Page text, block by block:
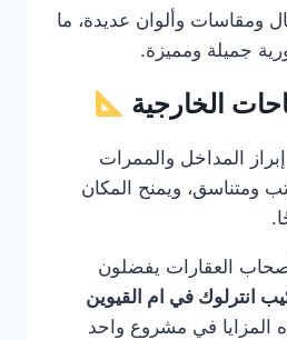
ومقاسات وألوان عديدة، ما
جميلة ومميزة.
المداخل والممرات
ومتناسق، ويمنح المكان
العقارات يفضلون
انترلوك في ام القيوين
في مشروع واحد